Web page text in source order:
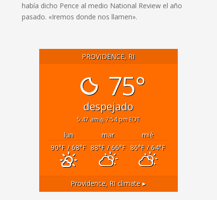
había dicho Pence al medio National Review el año
pasado. «Iremos donde nos llamen».
PROVIDENCE, RI
75°
despejado
5:47 am 7:54 pm EDT
lun mar
mié
90°F/ 68°F 88°F/ 66°F 86°F/ 64°F
Providence, RI climate ▸